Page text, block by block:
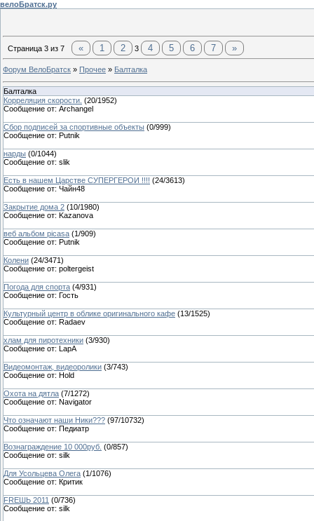
велоБратск.ру
Страница 3 из 7 « 1 2 3 4 5 6 7 »
Форум ВелоБратск » Прочее » Балталка
Балталка
Корреляция скорости. (20/1952)
Сообщение от: Archangel
Сбор подписей за спортивные объекты (0/999)
Сообщение от: Putnik
нарды (0/1044)
Сообщение от: slik
Есть в нашем Царстве СУПЕРГЕРОИ !!!! (24/3613)
Сообщение от: Чайн48
Закрытие дома 2 (10/1980)
Сообщение от: Kazanova
веб альбом picasa (1/909)
Сообщение от: Putnik
Колени (24/3471)
Сообщение от: poltergeist
Погода для спорта (4/931)
Сообщение от: Гость
Культурный центр в облике оригинального кафе (13/1525)
Сообщение от: Radaev
хлам для пиротехники (3/930)
Сообщение от: LapA
Видеомонтаж, видеоролики (3/743)
Сообщение от: Hold
Охота на дятла (7/1272)
Сообщение от: Navigator
Что означают наши Ники??? (97/10732)
Сообщение от: Педиатр
Вознаграждение 10 000руб. (0/857)
Сообщение от: silk
Для Усольцева Олега (1/1076)
Сообщение от: Критик
FRЕШЬ 2011 (0/736)
Сообщение от: silk